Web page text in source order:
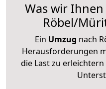
Was wir
Röbel/
Ein Umzug nach
Herausforderungen
die Last zu